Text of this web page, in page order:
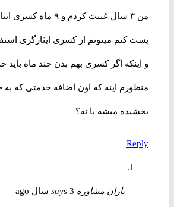
من ۳ سال غیبت کردم و ۹ ماه
پست کنم میتونم از کسری ایثارگری استفاده
و اینکه اگر کسری بهم بدن چند ماه باید
منظورم اینه که اون اضافه خدمتی که به
بخشیده میشه یا نه؟
Reply
باران مشاوره says 3 سال ago